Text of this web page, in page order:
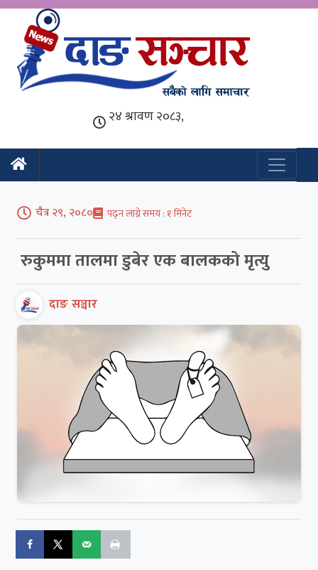
चैत्र २९, २०८० पढ्न लाग्ने समय :
रुकुममा तालमा डुबेर एक बालकको मृत्यु
दाङ सञ्चार